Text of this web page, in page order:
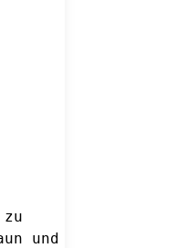
zu
und